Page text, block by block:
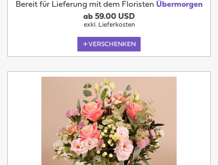
Bereit für Lieferung mit dem Floristen Übermorgen
ab 59.00 USD
exkl. Lieferkosten
VERSCHENKEN